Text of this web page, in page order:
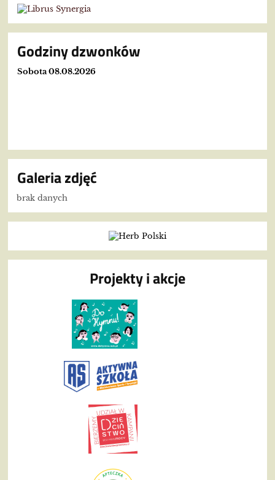
Godziny dzwonków
Sobota 08.08.2026
Galeria zdjęć
brak danych
Projekty i akcje